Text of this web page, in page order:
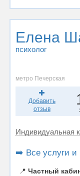
Елена
психолог
метро Печерская
Добавить
отзыв
Индивидуальная
➡️ Все услуги и
📍 Частный